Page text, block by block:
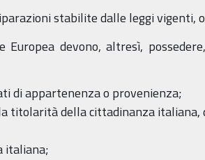
stabilite dalle leggi vigenti,
devono, altresì,
di appartenenza o provenienza;
titolarità della cittadinanza
italiana;